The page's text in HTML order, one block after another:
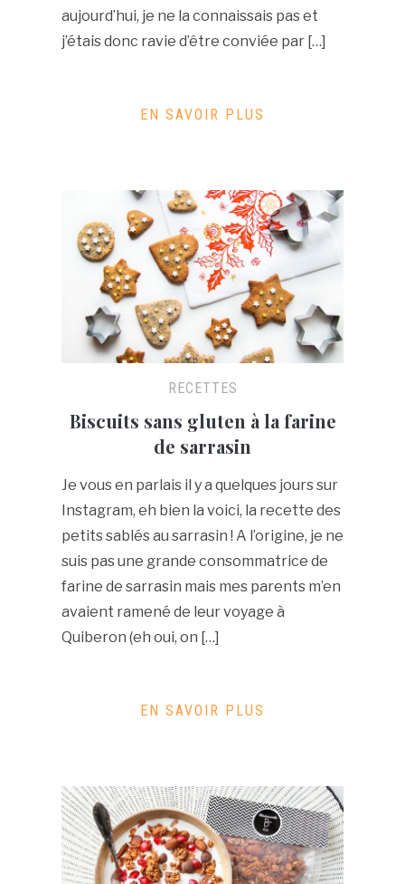
aujourd’hui, je ne la connaissais pas et
j’étais donc ravie d’être conviée par […]
EN SAVOIR PLUS
RECETTES
Biscuits sans gluten à la farine
de sarrasin
Je vous en parlais il y a quelques jours sur
Instagram, eh bien la voici, la recette des
petits sablés au sarrasin ! A l’origine, je ne
suis pas une grande consommatrice de
farine de sarrasin mais mes parents m’en
avaient ramené de leur voyage à
Quiberon (eh oui, on […]
EN SAVOIR PLUS